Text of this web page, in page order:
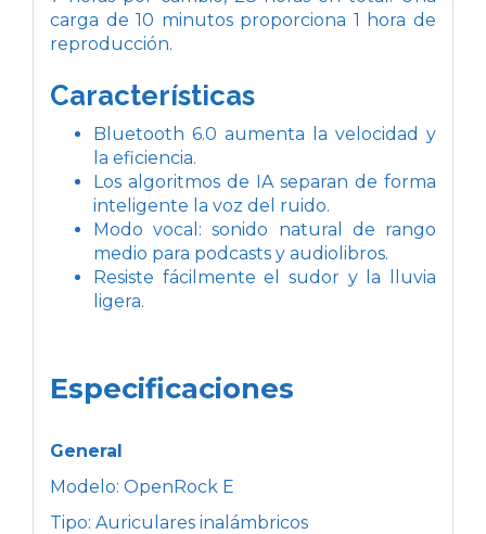
carga de 10 minutos proporciona 1 hora de
reproducción.
Características
Bluetooth 6.0 aumenta la velocidad y
la eficiencia.
Los algoritmos de IA separan de forma
inteligente la voz del ruido.
Modo vocal: sonido natural de rango
medio para podcasts y audiolibros.
Resiste fácilmente el sudor y la lluvia
ligera.
Especificaciones
General
Modelo: OpenRock E
Tipo: Auriculares inalámbricos